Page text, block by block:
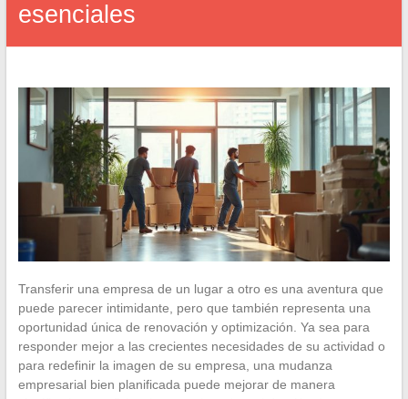
esenciales
Transferir una empresa de un lugar a otro es una aventura que
puede parecer intimidante, pero que también representa una
oportunidad única de renovación y optimización. Ya sea para
responder mejor a las crecientes necesidades de su actividad o
para redefinir la imagen de su empresa, una mudanza
empresarial bien planificada puede mejorar de manera